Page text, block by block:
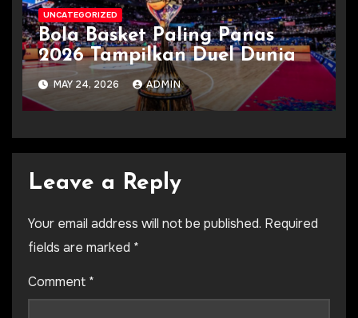
UNCATEGORIZED
Bola Basket Paling Panas
2026 Tampilkan Duel Dunia
MAY 24, 2026 ADMIN
Leave a Reply
Your email address will not be published. Required
fields are marked *
Comment *